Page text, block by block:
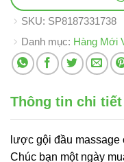
SKU: SP8187331738
Danh mục: Hàng Mới
Thông tin chi tiết
lược gội đầu massage
Chúc bạn một ngày